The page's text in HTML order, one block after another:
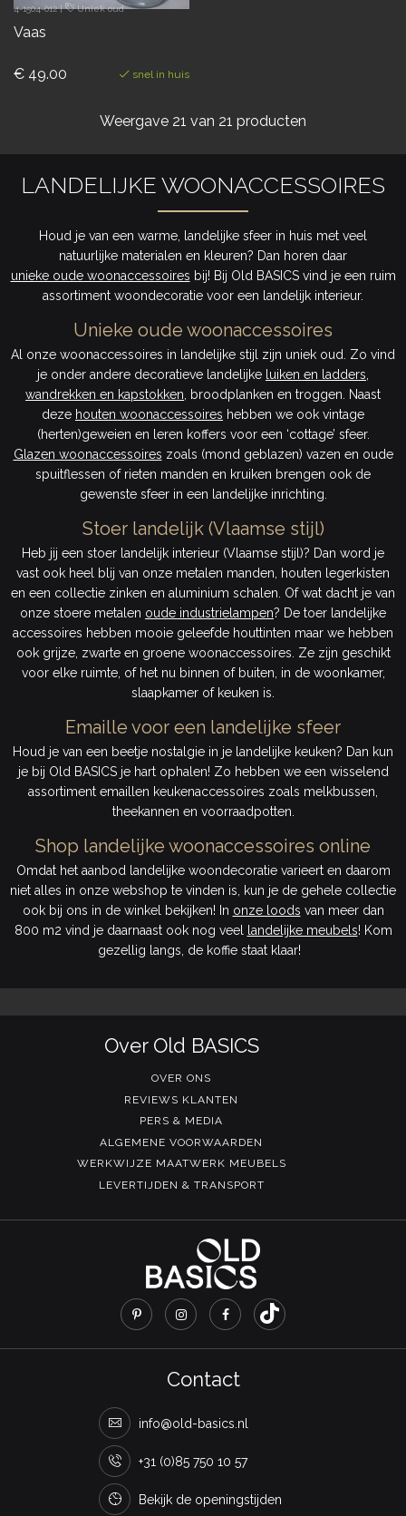
4-1504-012| Uniek oud
Vaas
€ 49.00 snel in huis
Weergave 21 van 21 producten
LANDELIJKE WOONACCESSOIRES
Houd je van een warme, landelijke sfeer in huis met veel
natuurlijke materialen en kleuren? Dan horen daar
unieke oude woonaccessoires bij! Bij Old BASICS vind je een ruim
assortiment woondecoratie voor een landelijk interieur.
Unieke oude woonaccessoires
Al onze woonaccessoires in landelijke stijl zijn uniek oud. Zo vind
je onder andere decoratieve landelijke luiken en ladders
wandrekken en kapstokken , broodplanken en troggen. Naast
deze houten woonaccessoires hebben we ook vintage
(herten)geweien en leren koffers voor een ‘cottage’ sfeer.
Glazen woonaccessoires zoals (mond geblazen) vazen en oude
spuitflessen of rieten manden en kruiken brengen ook de
gewenste sfeer in een landelijke inrichting.
Stoer landelijk (Vlaamse stijl)
Heb jij een stoer landelijk interieur (Vlaamse stijl)? Dan word je
vast ook heel blij van onze metalen manden, houten legerkisten
en een collectie zinken en aluminium schalen. Of wat dacht je van
onze stoere metalen oude industrielampen? De toer landelijke
accessoires hebben mooie geleefde houttinten maar we hebben
ook grijze, zwarte en groene woonaccessoires. Ze zijn geschikt
voor elke ruimte, of het nu binnen of buiten, in de woonkamer,
slaapkamer of keuken is.
Emaille voor een landelijke sfeer
Houd je van een beetje nostalgie in je landelijke keuken? Dan kun
je bij Old BASICS je hart ophalen! Zo hebben we een wisselend
assortiment emaillen keukenaccessoires zoals melkbussen,
theekannen en voorraadpotten.
Shop landelijke woonaccessoires online
Omdat het aanbod landelijke woondecoratie varieert en daarom
niet alles in onze webshop te vinden is, kun je de gehele collectie
ook bij ons in de winkel bekijken! In onze loods van meer dan
800 m2 vind je daarnaast ook nog veel
landelijke meubels! Kom
gezellig langs, de koffie staat klaar!
Over Old BASICS
OVER ONS
REVIEWS KLANTEN
PERS & MEDIA
ALGEMENE VOORWAARDEN
WERKWIJZE MAATWERK MEUBELS
LEVERTIJDEN & TRANSPORT
Contact
info@old-basics.nl
+31 (0)85 750 10 57
Bekijk de openingstijden